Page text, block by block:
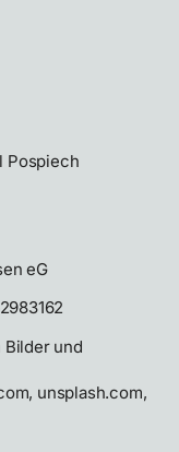
Pospiech
eG
Bilder und
unsplash.com,